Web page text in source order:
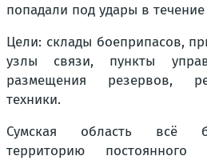
попадали под удары в течение
Цели: склады боеприпасов,
узлы связи, пункты
размещения резервов,
техники.
Сумская область всё
территорию постоянного